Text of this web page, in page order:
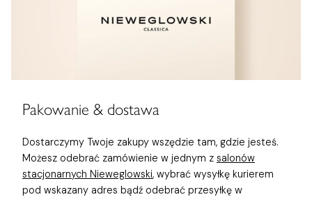
Pakowanie & dostawa
Dostarczymy Twoje zakupy wszędzie tam, gdzie jesteś.
Możesz odebrać zamówienie w jednym z salonów
stacjonarnych Nieweglowski, wybrać wysyłkę kurierem
pod wskazany adres bądź odebrać przesyłkę w